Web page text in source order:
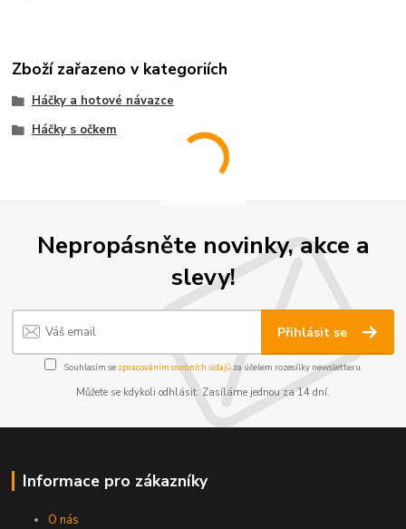
Zboží zařazeno v kategoriích
Háčky a hotové návazce
Háčky s očkem
Nepropásněte novinky, akce a
slevy!
Přihlásit se
Souhlasím se zpracováním osobních údajůza účelem rozesílky newsletteru.
Můžete se kdykoli odhlásit. Zasíláme jednou za 14 dní.
Informace pro zákazníky
O nás